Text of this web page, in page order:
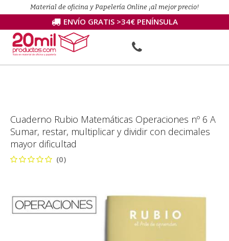
Material de oficina y Papelería Online ¡al mejor precio!
ENVÍO GRATIS >34€ PENÍNSULA
Cuaderno Rubio Matemáticas Operaciones nº 6 A
Sumar, restar, multiplicar y dividir con decimales
mayor dificultad
(0)